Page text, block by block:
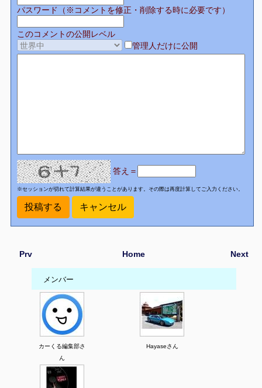
パスワード（※コメントを修正・削除する時に必要です）
このコメントの公開レベル
管理人だけに公開
答え＝
※セッションが切れて計算結果が違うことがあります。その際は再度計算してご入力ください。
Prv Next
Home
メンバー
カーくる編集部さ
ん
Hayaseさん